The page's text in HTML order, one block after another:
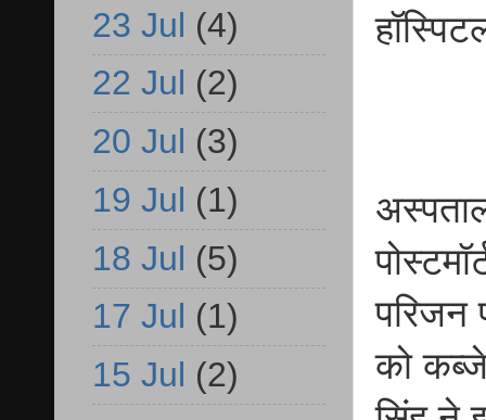
परिजन
को
23 Jul (4)
22 Jul (2)
20 Jul (3)
19 Jul (1)
18 Jul (5)
17 Jul (1)
15 Jul (2)